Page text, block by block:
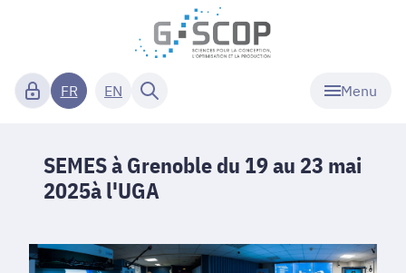
Menu
FR EN
SEMES à Grenoble du 19 au 23 mai
2025à l'UGA